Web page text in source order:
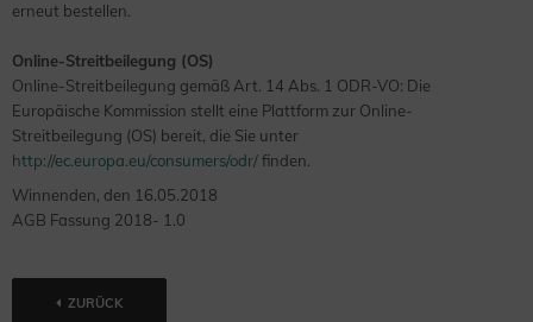
erneut bestellen.
Online-Streitbeilegung (OS)
Online-Streitbeilegung gemäß Art. 14 Abs. 1 ODR-VO: Die
Europäische Kommission stellt eine Plattform zur Online-
Streitbeilegung (OS) bereit, die Sie unter
http://ec.europa.eu/consumers/odr/finden.
Winnenden, den 16.05.2018
AGB Fassung 2018- 1.0
ZURÜCK